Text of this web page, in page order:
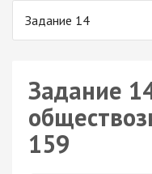
Задание 14
Задание
159